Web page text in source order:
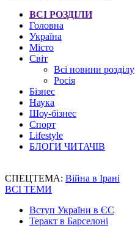
ВСІ РОЗДІЛИ
Головна
Україна
Місто
Світ
Всі новини розділу
Росія
Бізнес
Наука
Шоу-бізнес
Спорт
Lifestyle
БЛОГИ ЧИТАЧІВ
СПЕЦТЕМА: Війна в Ірані
ВСІ ТЕМИ
Вступ України в ЄС
Теракт в Барселоні